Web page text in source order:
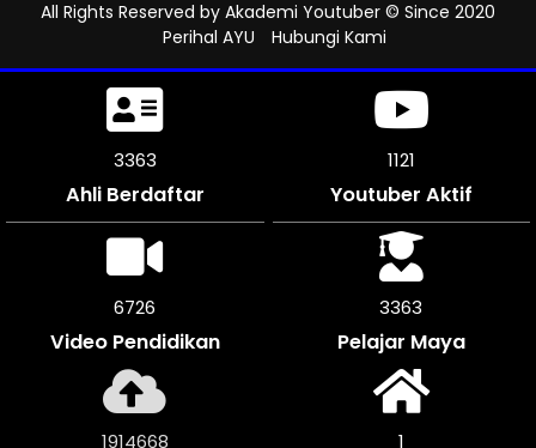
All Rights Reserved by Akademi Youtuber © Since 2020
Perihal AYU
Hubungi Kami
3696
Ahli Berdaftar
1231
Youtuber Aktif
7386
Video Pendidikan
3693
Pelajar Maya
2102548 1